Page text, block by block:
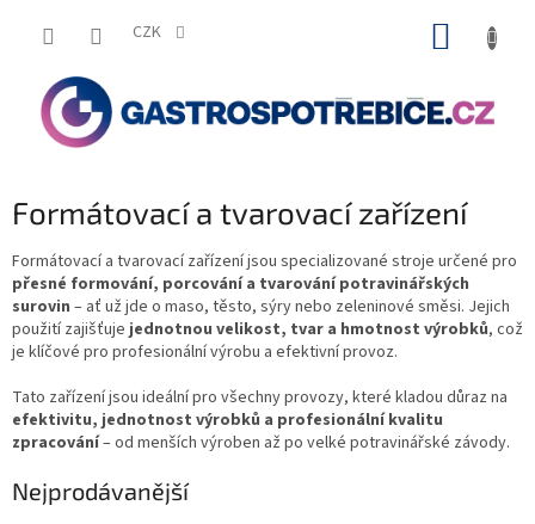
CZK
Formátovací a tvarovací zařízení
Formátovací a tvarovací zařízení jsou specializované stroje určené pro
přesné formování, porcování a tvarování potravinářských
surovin – ať už jde o maso, těsto, sýry nebo zeleninové směsi. Jejich
použití zajišťuje jednotnou velikost, tvar a hmotnost výrobků, což
je klíčové pro profesionální výrobu a efektivní provoz.
Tato zařízení jsou ideální pro všechny provozy, které kladou důraz na
efektivitu, jednotnost výrobků a profesionální kvalitu
zpracování– od menších výroben až po velké potravinářské závody.
Nejprodávanější